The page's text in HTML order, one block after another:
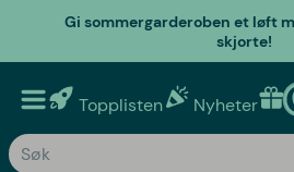
Gi sommergarderoben et løft
skjorte!
Topplisten Nyheter